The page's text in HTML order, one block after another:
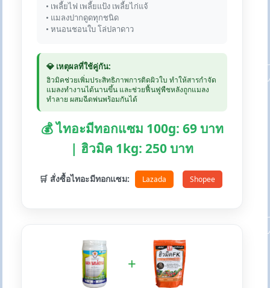
• เพลี้ยไฟ เพลี้ยแป้ง เพลี้ยไก่แจ้
• แมลงปากดูดทุกชนิด
• หนอนชอนใบ โล่ปลาดาว
💎 เหตุผลที่ใช้คู่กัน:
ฮิวมิคช่วยเพิ่มประสิทธิภาพการติดผิวใบ ทำให้สารกำจัด
แมลงทำงานได้นานขึ้น และช่วยฟื้นฟูพืชหลังถูกแมลง
ทำลาย ผสมฉีดพ่นพร้อมกันได้
💰 ไทอะมีทอกแซม 100g: 69 บาท
| ฮิวมิค 1kg: 250 บาท
🛒 สั่งซื้อไทอะมีทอกแซม: Lazada Shopee
+